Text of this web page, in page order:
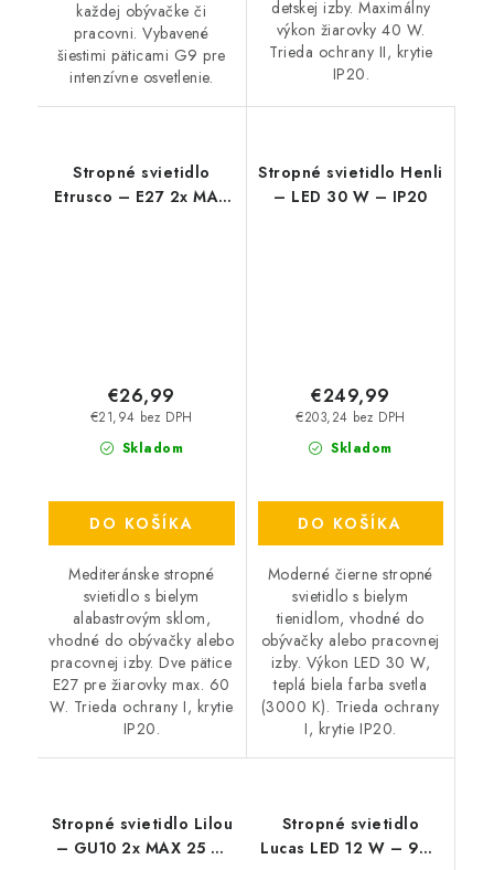
každej obývačke či
pracovni. Vybavené
šiestimi päticami G9 pre
intenzívne osvetlenie.
detskej izby. Maximálny
výkon žiarovky 40 W.
Trieda ochrany II, krytie
IP20.
Stropné svietidlo
Etrusco – E27 2x MAX
Skladom
€21,94 bez DPH
€26,99
DO KOŠÍKA
Mediteránske stropné
svietidlo s bielym
alabastrovým sklom,
vhodné do obývačky alebo
pracovnej izby. Dve pätice
E27 pre žiarovky max. 60
W. Trieda ochrany I, krytie
IP20.
Stropné svietidlo Henli
– LED 30 W – IP20
Skladom
€203,24 bez DPH
€249,99
DO KOŠÍKA
Moderné čierne stropné
svietidlo s bielym
tienidlom, vhodné do
obývačky alebo pracovnej
izby. Výkon LED 30 W,
teplá biela farba svetla
(3000 K). Trieda ochrany
I, krytie IP20.
Stropné svietidlo Lilou
– GU10 2x MAX 25 W
Stropné svietidlo
Lucas LED 12 W – 900